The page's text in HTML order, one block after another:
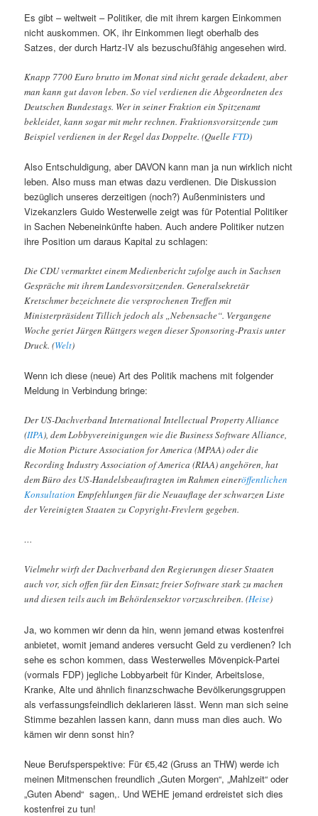
Es gibt – weltweit – Politiker, die mit ihrem kargen Einkommen
nicht auskommen. OK, ihr Einkommen liegt oberhalb des
Satzes, der durch Hartz-IV als bezuschußfähig angesehen wird.
Knapp 7700 Euro brutto im Monat sind nicht gerade dekadent, aber
man kann gut davon leben. So viel verdienen die Abgeordneten des
Deutschen Bundestags. Wer in seiner Fraktion ein Spitzenamt
bekleidet, kann sogar mit mehr rechnen. Fraktionsvorsitzende zum
Beispiel verdienen in der Regel das Doppelte. (QuelleFTD)
Also Entschuldigung, aber DAVON kann man ja nun wirklich nicht
leben. Also muss man etwas dazu verdienen. Die Diskussion
bezüglich unseres derzeitigen (noch?) Außenministers und
Vizekanzlers Guido Westerwelle zeigt was für Potential Politiker
in Sachen Nebeneinkünfte haben. Auch andere Politiker nutzen
ihre Position um daraus Kapital zu schlagen:
Die CDU vermarktet einem Medienbericht zufolge auch in Sachsen
Gespräche mit ihrem Landesvorsitzenden. Generalsekretär
Kretschmer bezeichnete die versprochenen Treffen mit
Ministerpräsident Tillich jedoch als „Nebensache“. Vergangene
Woche geriet Jürgen Rüttgers wegen dieser Sponsoring-Praxis unter
Druck. (Welt)
Wenn ich diese (neue) Art des Politik machens mit folgender
Meldung in Verbindung bringe:
Der US-Dachverband International Intellectual Property Alliance
(IIPA), dem Lobbyvereinigungen wie die Business Software Alliance,
die Motion Picture Association for America (MPAA) oder die
Recording Industry Association of America (RIAA) angehören, hat
dem Büro des US-Handelsbeauftragten im Rahmen eineröffentlichen
Konsultation Empfehlungen für die Neuauflage der schwarzen Liste
der Vereinigten Staaten zu Copyright-Frevlern gegeben.
…
Vielmehr wirft der Dachverband den Regierungen dieser Staaten
auch vor, sich offen für den Einsatz freier Software stark zu machen
und diesen teils auch im Behördensektor vorzuschreiben. (Heise)
Ja, wo kommen wir denn da hin, wenn jemand etwas kostenfrei
anbietet, womit jemand anderes versucht Geld zu verdienen? Ich
sehe es schon kommen, dass Westerwelles Mövenpick-Partei
(vormals FDP) jegliche Lobbyarbeit für Kinder, Arbeitslose,
Kranke, Alte und ähnlich finanzschwache Bevölkerungsgruppen
als verfassungsfeindlich deklarieren lässt. Wenn man sich seine
Stimme bezahlen lassen kann, dann muss man dies auch. Wo
kämen wir denn sonst hin?
Neue Berufsperspektive: Für €5,42 (Gruss an THW) werde ich
meinen Mitmenschen freundlich „Guten Morgen“, „Mahlzeit“ oder
„Guten Abend“ sagen,. Und WEHE jemand erdreistet sich dies
kostenfrei zu tun!